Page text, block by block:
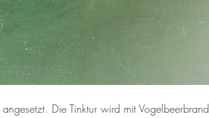
Die Tinktur wird mit Vogelbeerbrand